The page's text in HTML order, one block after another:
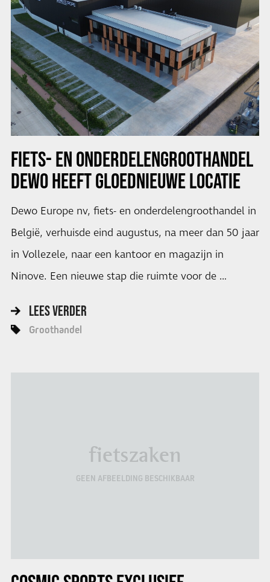
FIETS- EN ONDERDELENGROOTHANDEL
DEWO HEEFT GLOEDNIEUWE LOCATIE
Dewo Europe nv, fiets- en onderdelengroothandel in
België, verhuisde eind augustus, na meer dan 50 jaar
in Vollezele, naar een kantoor en magazijn in
Ninove. Een nieuwe stap die ruimte voor de …
LEES VERDER
Groothandel
fietszaken
GEEN AFBEELDING BESCHIKBAAR